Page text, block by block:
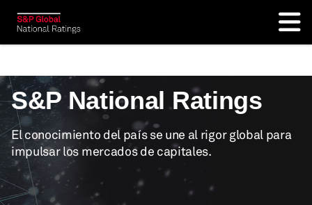
S&P National Ratings
El conocimiento del país se une al rigor global para
impulsar los mercados de capitales.